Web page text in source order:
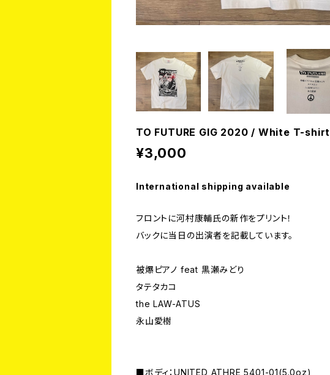
TO FUTURE GIG 2020 / White T-shirt
¥3,000
International shipping available
フロントに河村康輔氏の新作をプリント！
バックに当日の出演者を記載しています。
被爆ピアノ feat 黒瀬みどり
タテタカコ
the LAW-ATUS
永山愛樹
■ボディ：UNITED ATHRE 5401-01(5.0oz)